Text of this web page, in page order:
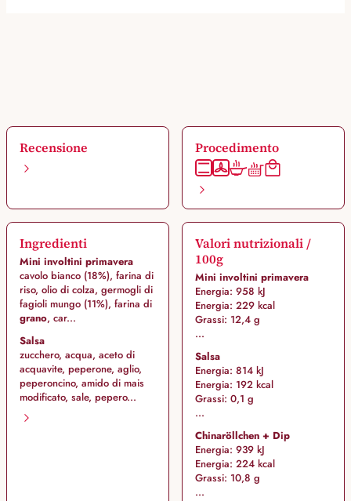
Recensione Procedimento
Ingredienti
Mini involtini primavera
cavolo bianco (18%), farina di
riso, olio di colza, germogli di
fagioli mungo (11%), farina di
grano, car...
Salsa
zucchero, acqua, aceto di
acquavite, peperone, aglio,
peperoncino, amido di mais
modificato, sale, pepero...
Valori nutrizionali /
100g
Mini involtini primavera
Energia: 958 kJ
Energia: 229 kcal
Grassi: 12,4 g
...
Salsa
Energia: 814 kJ
Energia: 192 kcal
Grassi: 0,1 g
...
Chinaröllchen + Dip
Energia: 939 kJ
Energia: 224 kcal
Grassi: 10,8 g
...